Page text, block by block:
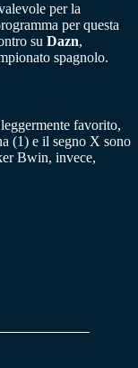
per la
per questa
su Dazn,
spagnolo.
favorito,
(1) e il segno X sono
Bwin, invece,